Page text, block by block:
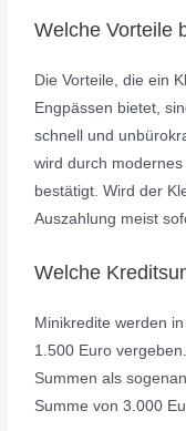
Welche Vorteile
Die Vorteile, die ein
Engpässen bietet,
schnell und
wird durch
bestätigt. Wird der
Auszahlung meist
Welche
Minikredite werden
1.500 Euro
Summen als
Summe von 3.000